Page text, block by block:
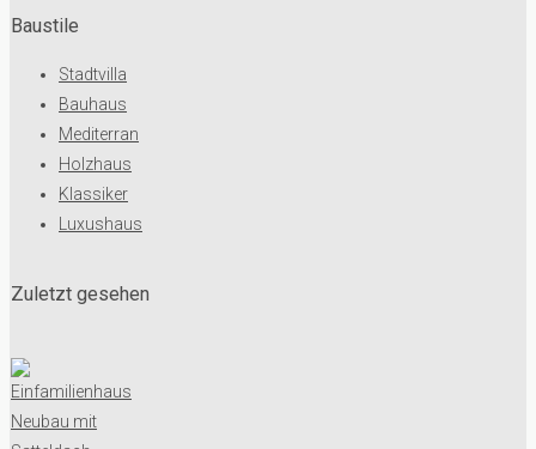
Baustile
Stadtvilla
Bauhaus
Mediterran
Holzhaus
Klassiker
Luxushaus
Zuletzt gesehen